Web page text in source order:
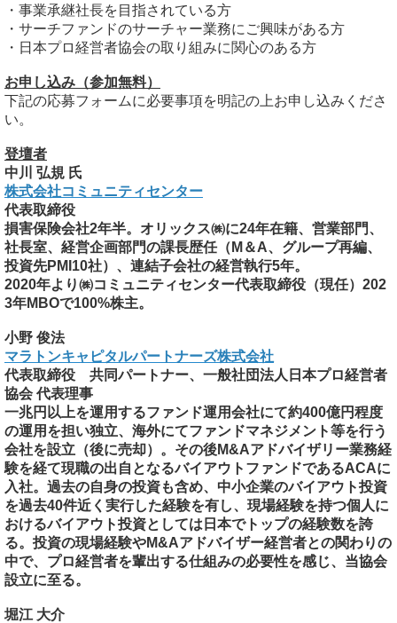
・事業承継社長を目指されている方
・サーチファンドのサーチャー業務にご興味がある方
・日本プロ経営者協会の取り組みに関心のある方
お申し込み（参加無料）
下記の応募フォームに必要事項を明記の上お申し込みくださ
い。
登壇者
中川 弘規 氏
株式会社コミュニティセンター
代表取締役
損害保険会社2年半。オリックス㈱に24年在籍、営業部門、
社長室、経営企画部門の課長歴任（M＆A、グループ再編、
投資先PMI10社）、連結子会社の経営執行5年。
2020年より㈱コミュニティセンター代表取締役（現任）202
3年MBOで100%株主。
小野 俊法
マラトンキャピタルパートナーズ株式会社
代表取締役 共同パートナー、一般社団法人日本プロ経営者
協会 代表理事
一兆円以上を運用するファンド運用会社にて約400億円程度
の運用を担い独立、海外にてファンドマネジメント等を行う
会社を設立（後に売却）。その後M&Aアドバイザリー業務経
験を経て現職の出自となるバイアウトファンドであるACAに
入社。過去の自身の投資も含め、中小企業のバイアウト投資
を過去40件近く実行した経験を有し、現場経験を持つ個人に
おけるバイアウト投資としては日本でトップの経験数を誇
る。投資の現場経験やM&Aアドバイザー経営者との関わりの
中で、プロ経営者を輩出する仕組みの必要性を感じ、当協会
設立に至る。
堀江 大介